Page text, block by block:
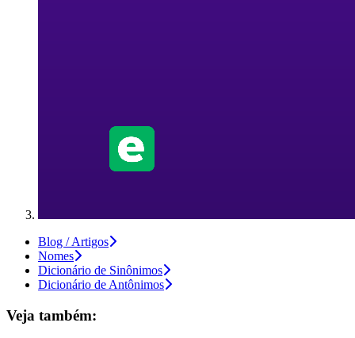
Blog / Artigos
Nomes
Dicionário de Sinônimos
Dicionário de Antônimos
Veja também: